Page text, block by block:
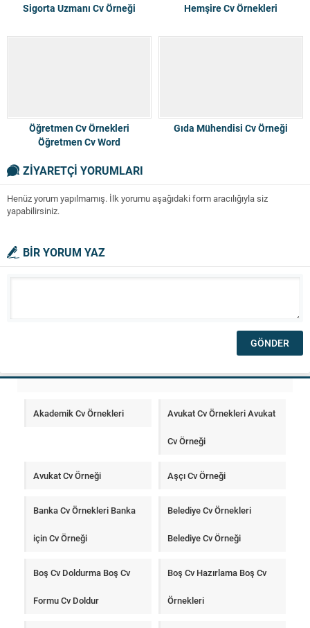
Sigorta Uzmanı Cv Örneği Hemşire Cv Örnekleri
Öğretmen Cv Örnekleri
Öğretmen Cv Word
Gıda Mühendisi Cv Örneği
ZİYARETÇİ YORUMLARI
Henüz yorum yapılmamış. İlk yorumu aşağıdaki form aracılığıyla siz
yapabilirsiniz.
BİR YORUM YAZ
Akademik Cv Örnekleri Avukat Cv Örnekleri Avukat
Cv Örneği
Avukat Cv Örneği Aşçı Cv Örneği
Banka Cv Örnekleri Banka
için Cv Örneği
Belediye Cv Örnekleri
Belediye Cv Örneği
Boş Cv Doldurma Boş Cv
Formu Cv Doldur
Boş Cv Hazırlama Boş Cv
Örnekleri